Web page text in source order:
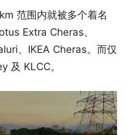
范围内就被多个着名
Extra Cheras、
、IKEA Cheras。而仅
及 KLCC。